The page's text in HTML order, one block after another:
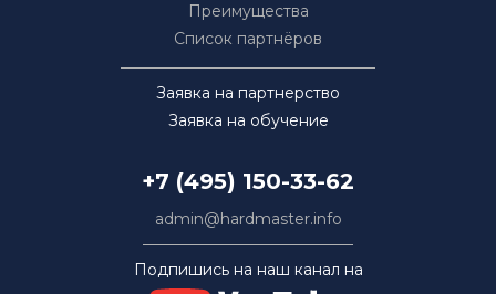
Преимущества
Список партнёров
Заявка на партнерство
Заявка на обучение
+7 (495) 150-33-62
admin@hardmaster.info
Подпишись на наш канал на